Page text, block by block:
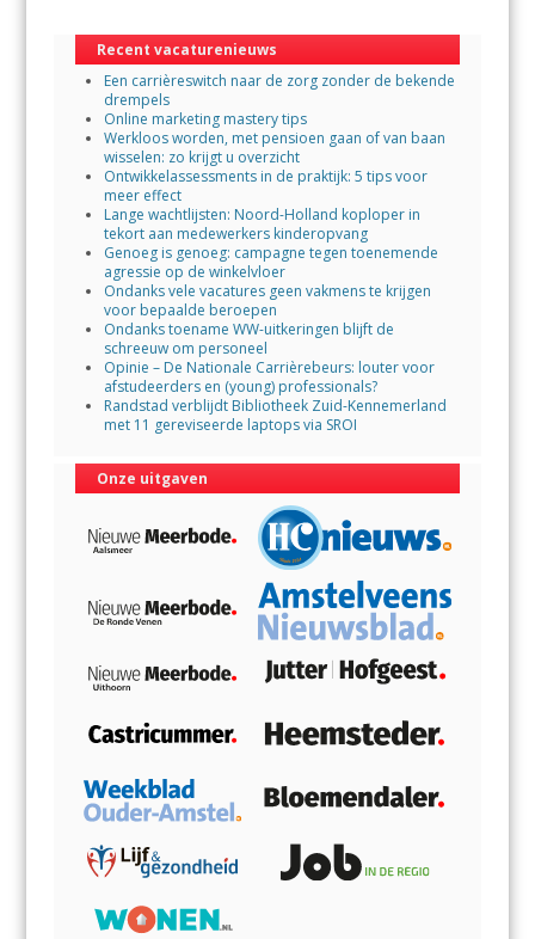
o
o
k
A
p
p
Recent vacaturenieuws
Een carrièreswitch naar de zorg zonder de bekende
drempels
Online marketing mastery tips
Werkloos worden, met pensioen gaan of van baan
wisselen: zo krijgt u overzicht
Ontwikkelassessments in de praktijk: 5 tips voor
meer effect
Lange wachtlijsten: Noord-Holland koploper in
tekort aan medewerkers kinderopvang
Genoeg is genoeg: campagne tegen toenemende
agressie op de winkelvloer
Ondanks vele vacatures geen vakmens te krijgen
voor bepaalde beroepen
Ondanks toename WW-uitkeringen blijft de
schreeuw om personeel
Opinie – De Nationale Carrièrebeurs: louter voor
afstudeerders en (young) professionals?
Randstad verblijdt Bibliotheek Zuid-Kennemerland
met 11 gereviseerde laptops via SROI
Onze uitgaven